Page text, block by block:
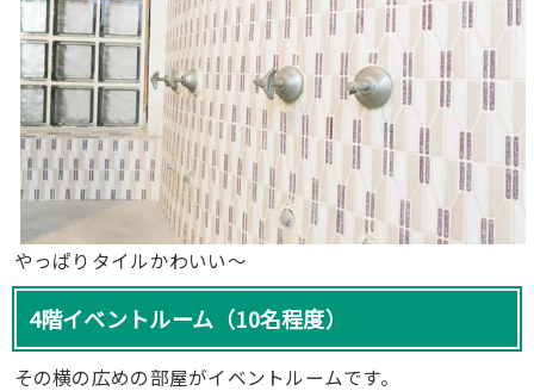
やっぱりタイルかわいい〜
4階イベントルーム（10名程度）
その横の広めの部屋がイベントルームです。